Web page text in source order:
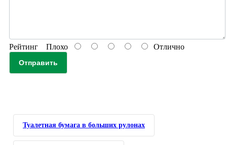
Рейтинг Плохо Отлично
Отправить
Туалетная бумага в больших рулонах